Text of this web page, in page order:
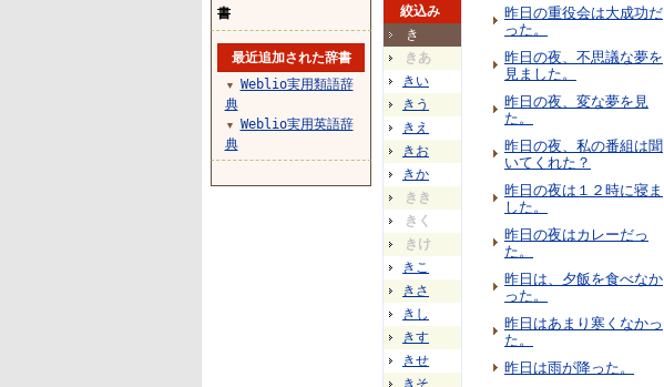
絞込み
き
きあ
きい
きう
きえ
きお
きか
きき
きく
きけ
きこ
きさ
きし
きす
きせ
きそ
昨日の重役会は大成功だ
った。
昨日の夜、不思議な夢を
見ました。
昨日の夜、変な夢を見
た。
昨日の夜、私の番組は聞
いてくれた？
昨日の夜は１２時に寝ま
した。
昨日の夜はカレーだっ
た。
昨日は、夕飯を食べなか
った。
昨日はあまり寒くなかっ
た。
昨日は雨が降った。
書
最近追加された辞書
▼
Weblio実用類語辞
典
▼
Weblio実用英語辞
典